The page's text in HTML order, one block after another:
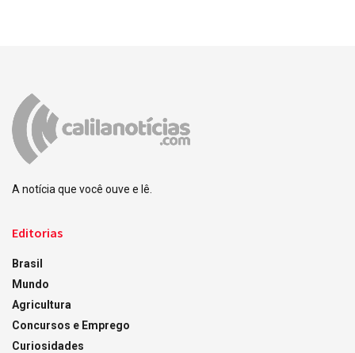
A notícia que você ouve e lê.
Editorias
Brasil
Mundo
Agricultura
Concursos e Emprego
Curiosidades